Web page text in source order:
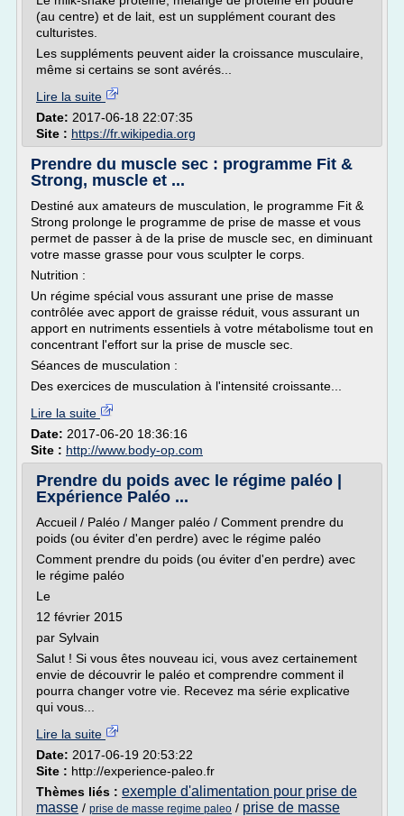
(au centre) et de lait, est un supplément courant des
culturistes.
Les suppléments peuvent aider la croissance musculaire,
même si certains se sont avérés...
Lire la suite
Date: 2017-06-18 22:07:35
Site : https://fr.wikipedia.org
Prendre du muscle sec : programme Fit &
Strong, muscle et ...
Destiné aux amateurs de musculation, le programme Fit &
Strong prolonge le programme de prise de masse et vous
permet de passer à de la prise de muscle sec, en diminuant
votre masse grasse pour vous sculpter le corps.
Nutrition :
Un régime spécial vous assurant une prise de masse
contrôlée avec apport de graisse réduit, vous assurant un
apport en nutriments essentiels à votre métabolisme tout en
concentrant l'effort sur la prise de muscle sec.
Séances de musculation :
Des exercices de musculation à l'intensité croissante...
Lire la suite
Date: 2017-06-20 18:36:16
Site : http://www.body-op.com
Prendre du poids avec le régime paléo |
Expérience Paléo ...
Accueil / Paléo / Manger paléo / Comment prendre du
poids (ou éviter d'en perdre) avec le régime paléo
Comment prendre du poids (ou éviter d'en perdre) avec
le régime paléo
Le
12 février 2015
par Sylvain
Salut ! Si vous êtes nouveau ici, vous avez certainement
envie de découvrir le paléo et comprendre comment il
pourra changer votre vie. Recevez ma série explicative
qui vous...
Lire la suite
Date: 2017-06-19 20:53:22
Site : http://experience-paleo.fr
Thèmes liés : exemple d'alimentation pour prise de
masse / prise de masse regime paleo / prise de masse